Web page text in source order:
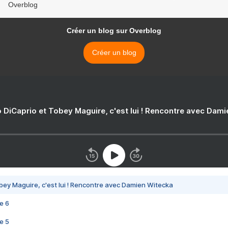
Overblog
Créer un blog sur Overblog
Créer un blog
DiCaprio et Tobey Maguire, c'est lui ! Rencontre avec
Maguire, c'est lui ! Rencontre avec Damien Witecka
6
5